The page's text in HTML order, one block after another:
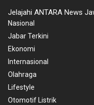
Jelajahi ANTARA News
Nasional
Jabar Terkini
Ekonomi
Internasional
Olahraga
Lifestyle
Otomotif Listrik